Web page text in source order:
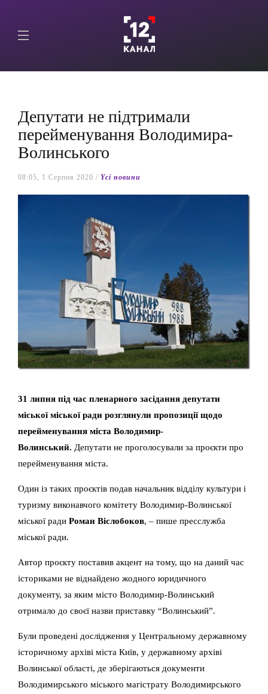
Депутати не підтримали
перейменування Володимира-
Волинського
08:05, 1 Серпня 2020 / Yсі новини
31 липня під час пленарного засідання депутати
міської міської ради розглянули пропозиції щодо
перейменування міста Володимир-
Волинський. Депутати не проголосували за проєкти про
перейменування міста.
Один із таких проєктів подав начальник відділу культури і
туризму виконавчого комітету Володимир-Волинської
міської ради Роман Віслобоков, – пише пресслужба
міської ради.
Автор проєкту поставив акцент на тому, що на даний час
істориками не віднайдено жодного юридичного
документу, за яким місто Володимир-Волинський
отримало до своєї назви приставку “Волинський”.
Були проведені дослідження у Центральному державному
історичному архіві міста Київ, у державному архіві
Волинської області, де зберігаються документи
Володимирського міського магістрату Володимирського